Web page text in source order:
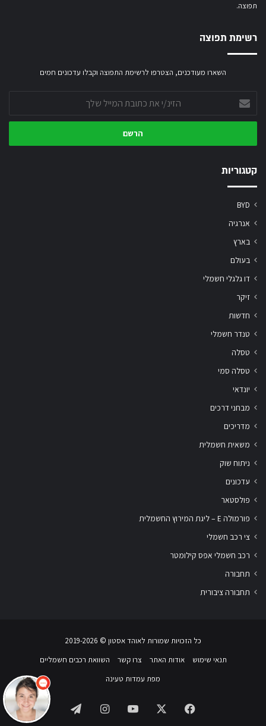
תפוצה.
רשימת תפוצה
השארו מעודכנים, הצטרפו לרשימת התפוצה וקבלו עדכונים חמים
את
כתובת
שלך
קטגוריות
BYD
אנרגיה
בארץ
בעולם
דו גלגלי חשמלי
זיקר
חדשות
טנדר חשמלי
טסלה
טסלה סמי
יונדאי
מבחני דרכים
מדריכים
משאית חשמלית
ניתוח שוק
עדכונים
פולסטאר
פורמולה E – ליגת המירוץ החשמלית
צי רכב חשמלי
רכב חשמלי אפס קילומטר
תחבורה
תחבורה ציבורית
כל הזכויות שמורות לאוהד אסטון ‏© 2019-2026
תנאי שימוש
אודות האתר צרו קשר
השוואת רכבים חשמליים
מפת עמדות טעינה
Facebook
YouTube
Instagram
Telegram
צריך עזרה? התחל